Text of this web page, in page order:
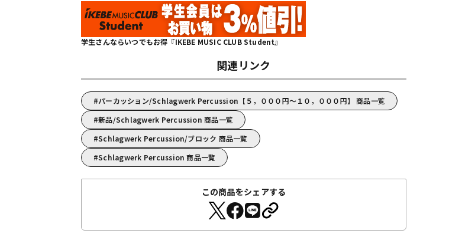
学生さんならいつでもお得『IKEBE MUSIC CLUB Student』
関連リンク
パーカッション/Schlagwerk Percussion【５，０００円～１０，０００円】 商品一覧
新品/Schlagwerk Percussion 商品一覧
Schlagwerk Percussion/ブロック 商品一覧
Schlagwerk Percussion 商品一覧
この商品をシェアする